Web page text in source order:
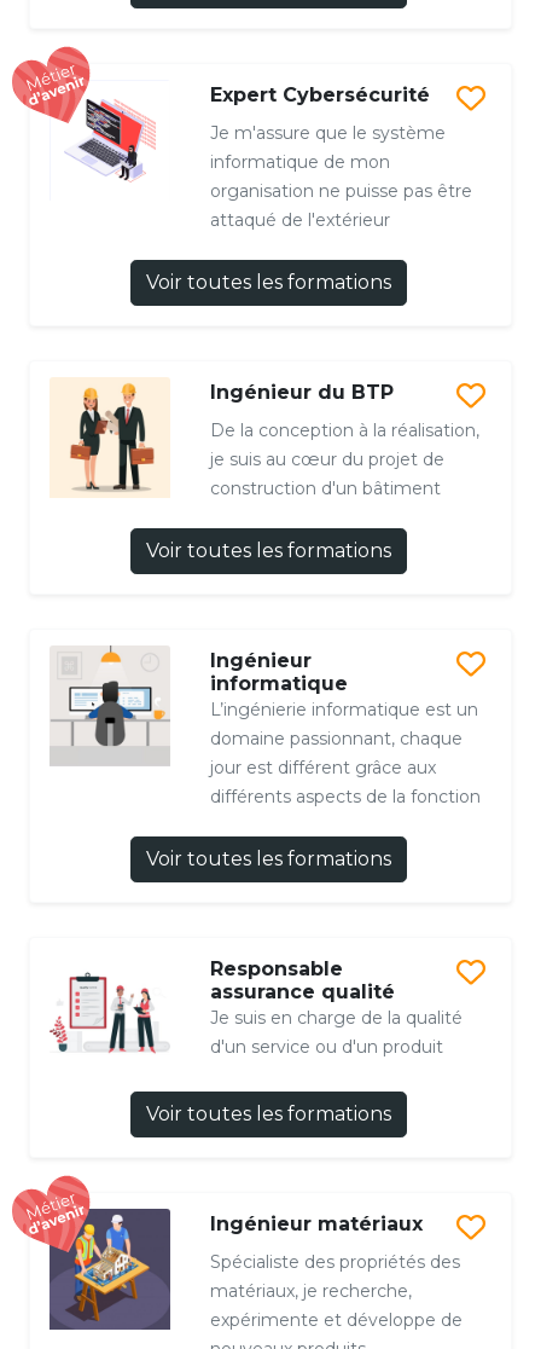
Expert Cybersécurité
Je m'assure que le système
informatique de mon
organisation ne puisse pas être
attaqué de l'extérieur
Voir toutes les formations
Ingénieur du BTP
De la conception à la réalisation,
je suis au cœur du projet de
construction d'un bâtiment
Voir toutes les formations
Ingénieur
informatique
L’ingénierie informatique est un
domaine passionnant, chaque
jour est différent grâce aux
différents aspects de la fonction
Voir toutes les formations
Responsable
assurance qualité
Je suis en charge de la qualité
d'un service ou d'un produit
Voir toutes les formations
Ingénieur matériaux
Spécialiste des propriétés des
matériaux, je recherche,
expérimente et développe de